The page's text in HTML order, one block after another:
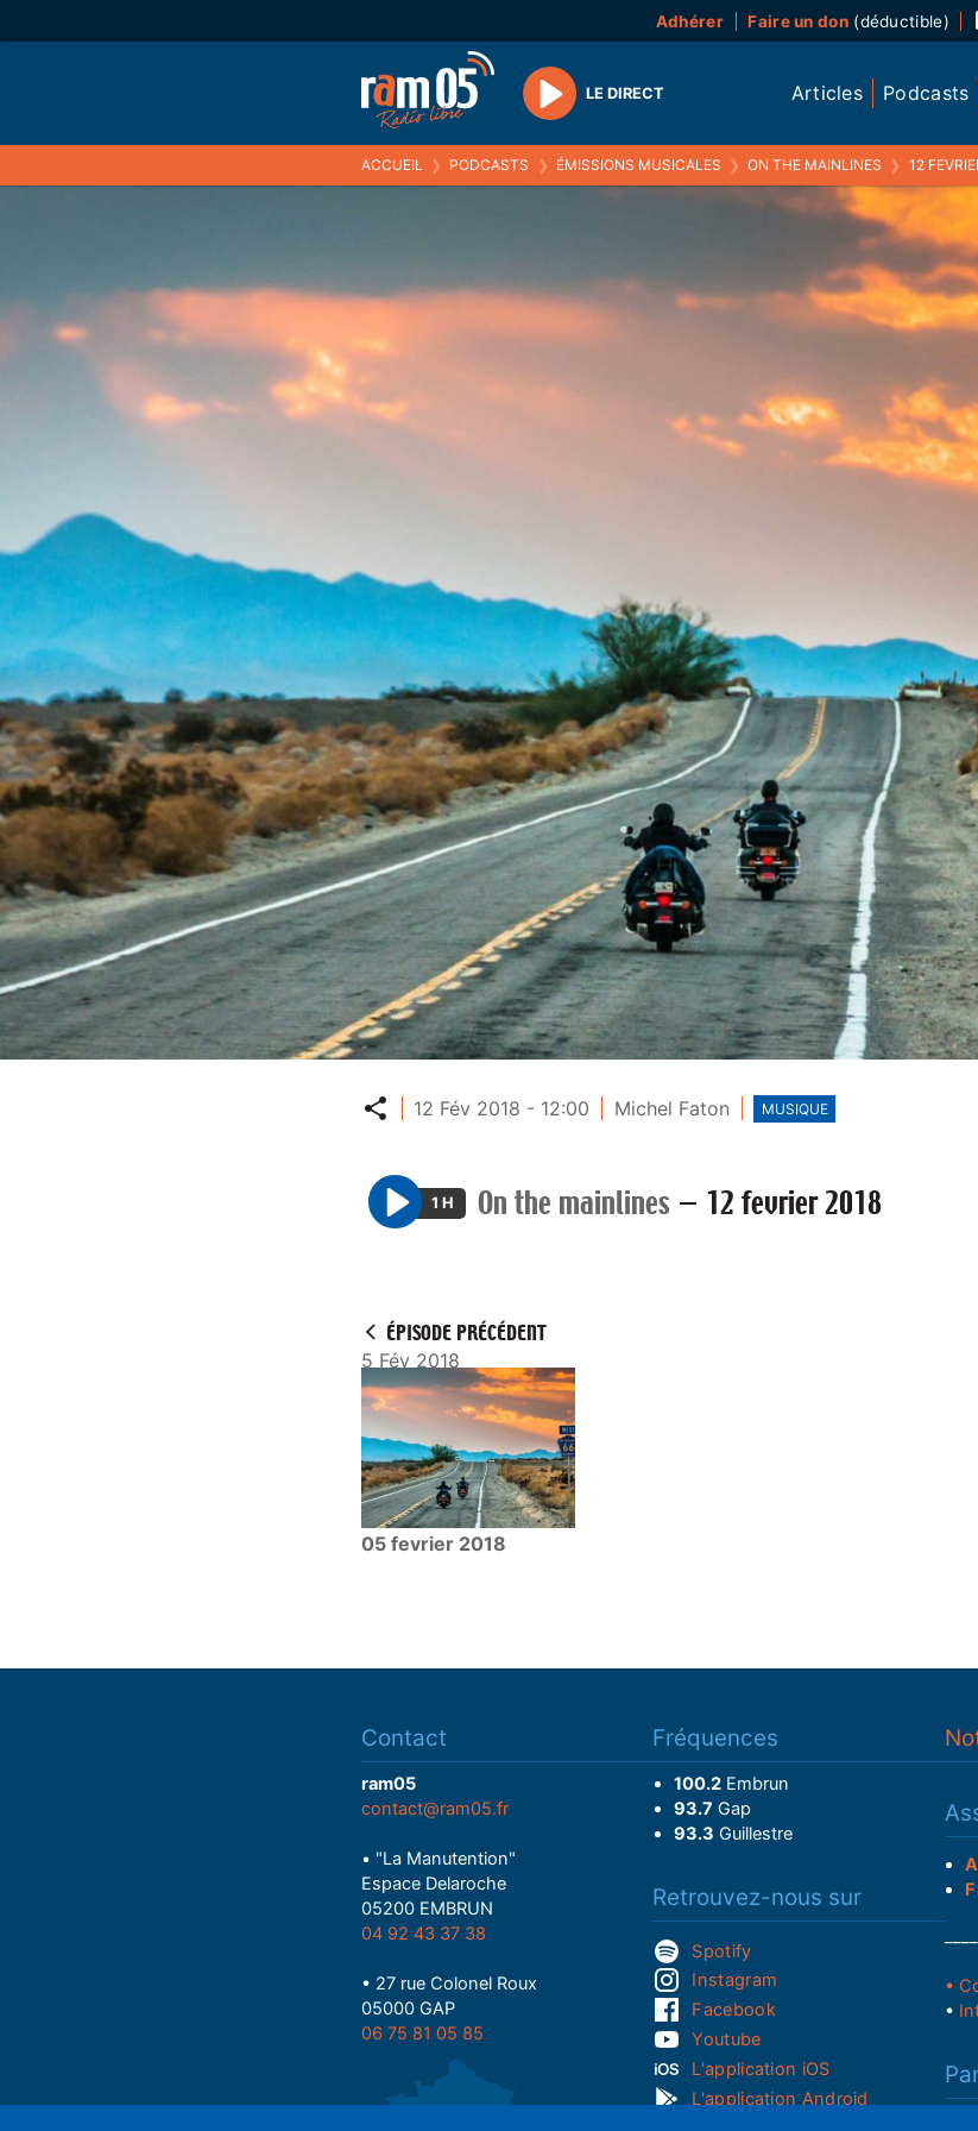
Adhérer Faire un don(déductible)
Play
LE DIRECT Articles Podcasts
ACCUEIL ❯ PODCASTS ❯ ÉMISSIONS MUSICALES ❯ ON THE MAINLINES ❯ 12
Partager
12 Fév 2018 - 12:00 Michel Faton MUSIQUE
P
1 H On the mainlines — 12 fevrier 2018
ÉPISODE PRÉCÉDENT
5 Fév 2018
05 fevrier 2018
Contact
ram05
contact@ram05.fr
• "La Manutention"
Espace Delaroche
05200 EMBRUN
04 92 43 37 38
• 27 rue Colonel Roux
05000 GAP
06 75 81 05 85
Fréquences
100.2Embrun
93.7 Gap
93.3 Guillestre
Retrouvez-nous sur
Spotify
Instagram
Facebook
Youtube
L'application iOS
L'application Android
•
•